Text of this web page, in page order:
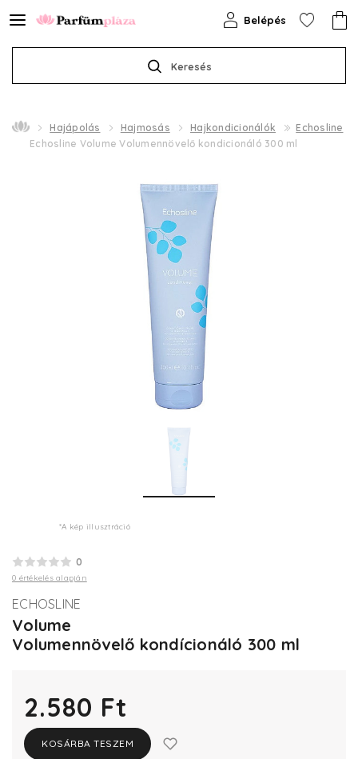
Keresés
Belépés
Hajápolás Hajmosás Hajkondicionálók
Echosline
Echosline Volume Volumennövelő kondicionáló 300 ml
*A kép illusztráció
0
0 értékelés alapján
ECHOSLINE
Volume
Volumennövelő kondícionáló 300 ml
2.580 Ft
KOSÁRBA TESZEM